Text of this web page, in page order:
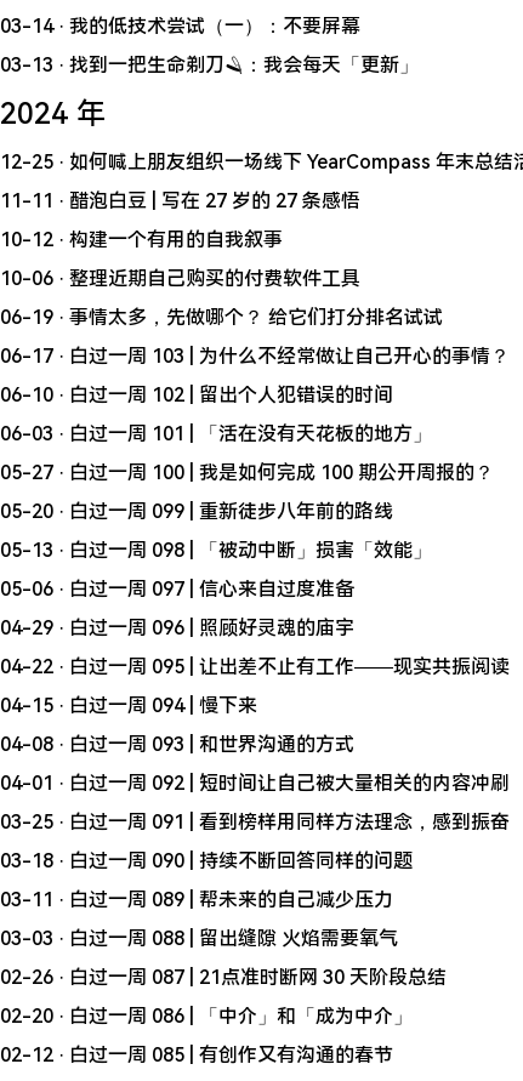
03-14· 我的低技术尝试（一）：不要屏幕
03-13 · 找到一把生命剃刀🪒：我会每天「更新」
2024 年
12-25 · 如何喊上朋友组织一场线下 YearCompass 年末总结
11-11 · 醋泡白豆 | 写在 27 岁的 27 条感悟
10-12 · 构建一个有用的自我叙事
10-06 · 整理近期自己购买的付费软件工具
06-19 · 事情太多，先做哪个？ 给它们打分排名试试
06-17 · 白过一周 103 | 为什么不经常做让自己开心的事情？
06-10 · 白过一周 102 | 留出个人犯错误的时间
06-03 · 白过一周 101 | 「活在没有天花板的地方」
05-27 · 白过一周 100 | 我是如何完成 100 期公开周报的？
05-20 · 白过一周 099 | 重新徒步八年前的路线
05-13 · 白过一周 098 | 「被动中断」损害「效能」
05-06 · 白过一周 097 | 信心来自过度准备
04-29 · 白过一周 096 | 照顾好灵魂的庙宇
04-22 · 白过一周 095 | 让出差不止有工作——现实共振阅读
04-15 · 白过一周 094 | 慢下来
04-08 · 白过一周 093 | 和世界沟通的方式
04-01 · 白过一周 092 | 短时间让自己被大量相关的内容冲刷
03-25 · 白过一周 091 | 看到榜样用同样方法理念，感到振奋
03-18 · 白过一周 090 | 持续不断回答同样的问题
03-11 · 白过一周 089 | 帮未来的自己减少压力
03-03 · 白过一周 088 | 留出缝隙 火焰需要氧气
02-26 · 白过一周 087 | 21点准时断网 30 天阶段总结
02-20 · 白过一周 086 | 「中介」和「成为中介」
02-12 · 白过一周 085 | 有创作又有沟通的春节